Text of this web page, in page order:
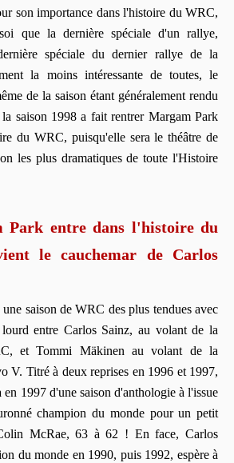
son importance dans l'histoire du WRC,
que la dernière spéciale d'un rallye,
spéciale du dernier rallye de la
la moins intéressante de toutes, le
de la saison étant généralement rendu
saison 1998 a fait rentrer Margam Park
du WRC, puisqu'elle sera le théâtre de
les plus dramatiques de toute l'Histoire
Park entre dans l'histoire du
le cauchemar de Carlos
saison de WRC des plus tendues avec
entre Carlos Sainz, au volant de la
et Tommi Mäkinen au volant de la
V. Titré à deux reprises en 1996 et 1997,
1997 d'une saison d'anthologie à l'issue
champion du monde pour un petit
McRae, 63 à 62 ! En face, Carlos
du monde en 1990, puis 1992, espère à